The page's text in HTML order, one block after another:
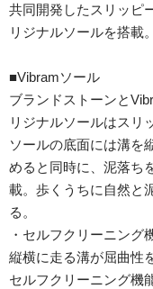
共同開発したスリッピ
リジナルソールを搭載。
■Vibramソール
ブランドストーンと
リジナルソールはスリ
ソールの底面には溝を
めると同時に、泥落ち
載。歩くうちに自然と
る。
・セルフクリーニング
縦横に走る溝が屈曲性
セルフクリーニング機